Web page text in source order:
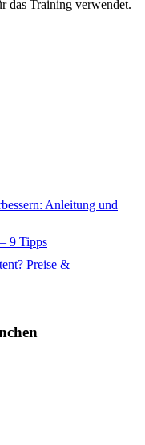
das Training verwendet.
Anleitung und
9 Tipps
Preise &